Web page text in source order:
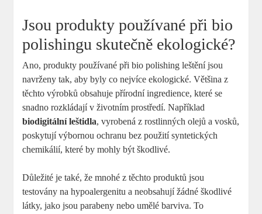
Jsou produkty používané při bio
polishingu skutečně ekologické?
Ano, produkty používané při bio polishing leštění jsou
navrženy tak, aby byly co nejvíce ekologické. Většina z
těchto výrobků obsahuje přírodní ingredience, které se
snadno rozkládají v životním prostředí. Například
biodigitální leštidla, vyrobená z rostlinných olejů a vosků,
poskytují výbornou ochranu bez použití syntetických
chemikálií, které by mohly být škodlivé.
Důležité je také, že mnohé z těchto produktů jsou
testovány na hypoalergenitu a neobsahují žádné škodlivé
látky, jako jsou parabeny nebo umělé barviva. To